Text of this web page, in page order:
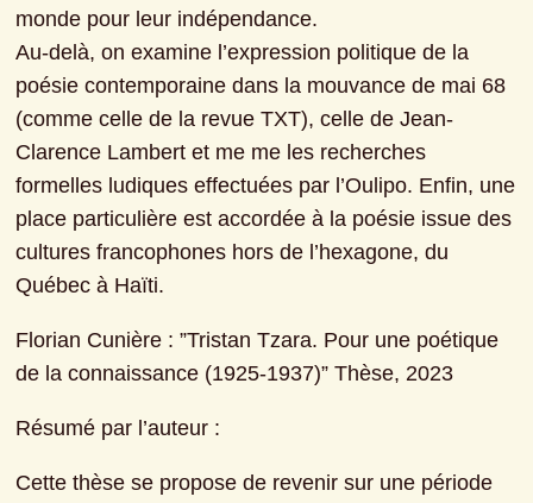
monde pour leur indépendance.
Au-delà, on examine l’expression politique de la
poésie contemporaine dans la mouvance de mai 68
(comme celle de la revue TXT), celle de Jean-
Clarence Lambert et me me les recherches
formelles ludiques effectuées par l’Oulipo. Enfin, une
place particulière est accordée à la poésie issue des
cultures francophones hors de l’hexagone, du
Québec à Haïti.
Florian Cunière : ”Tristan Tzara. Pour une poétique
de la connaissance (1925-1937)” Thèse, 2023
Résumé par l’auteur :
Cette thèse se propose de revenir sur une période